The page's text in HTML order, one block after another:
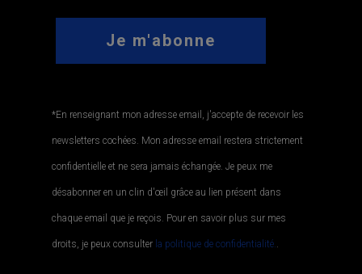
*En renseignant mon adresse email, j'accepte de recevoir les
newsletters cochées. Mon adresse email restera strictement
confidentielle et ne sera jamais échangée. Je peux me
désabonner en un clin d'œil grâce au lien présent dans
chaque email que je reçois. Pour en savoir plus sur mes
droits, je peux consulter la politique de confidentialité..